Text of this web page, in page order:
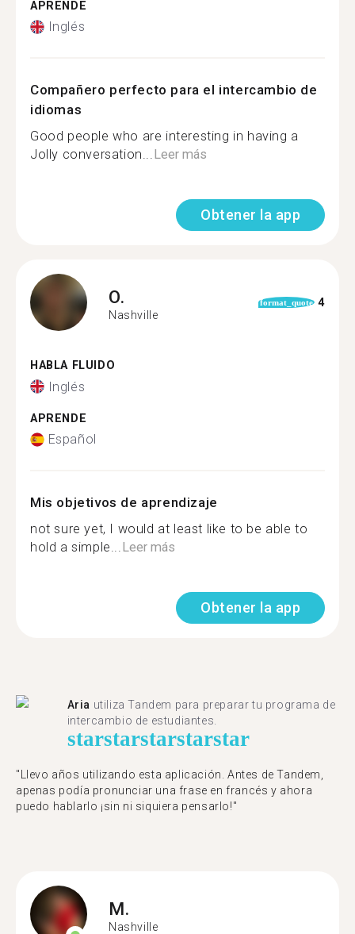
APRENDE
Inglés
Compañero perfecto para el intercambio de
idiomas
Good people who are interesting in having a
Jolly conversation...Leer más
Obtener la app
O.
Nashville
format_quote 4
HABLA FLUIDO
Inglés
APRENDE
Español
Mis objetivos de aprendizaje
not sure yet, I would at least like to be able to
hold a simple...Leer más
Obtener la app
Aria utiliza Tandem para preparar tu programa de
intercambio de estudiantes.
starstarstarstarstar
"Llevo años utilizando esta aplicación. Antes de Tandem,
apenas podía pronunciar una frase en francés y ahora
puedo hablarlo ¡sin ni siquiera pensarlo!"
M.
Nashville